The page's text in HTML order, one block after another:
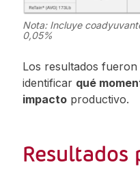
Nota: Incluye
0,05%
Los resultados
identificar qué
impactoproductivo.
Resultados